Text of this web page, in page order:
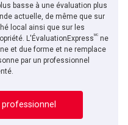
à nos conditions d'utilisation et
avec vous.
basse à une évaluation plus
actuelle, de même que sur
local ainsi que sur les
L'ÉvaluationExpressMC ne
et due forme et ne remplace
par un professionnel
professionnel